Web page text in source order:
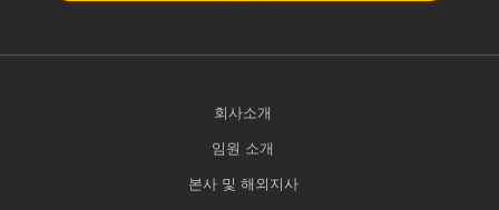
회사소개
임원 소개
본사 및 해외지사